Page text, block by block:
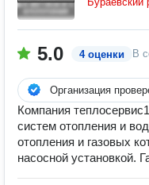
5.0 4 оценки В
Организация
Компания
систем отопления и
отопления и газовых
насосной установкой.